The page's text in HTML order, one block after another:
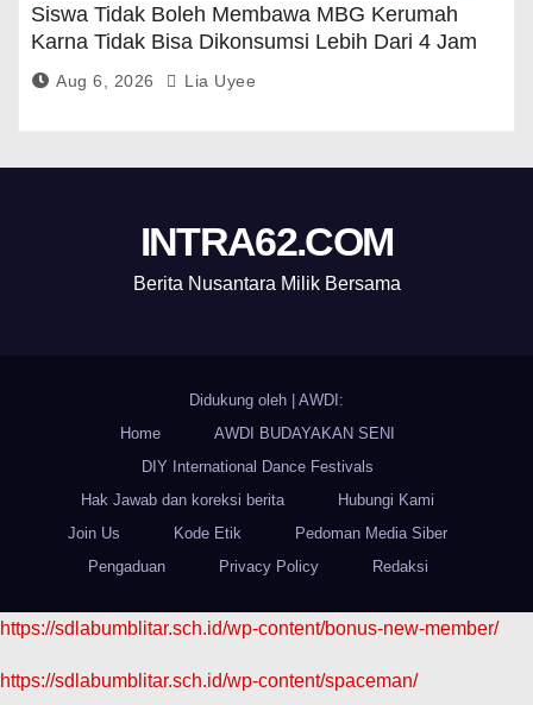
Siswa Tidak Boleh Membawa MBG Kerumah
Karna Tidak Bisa Dikonsumsi Lebih Dari 4 Jam
Aug 6, 2026 Lia Uyee
INTRA62.COM
Berita Nusantara Milik Bersama
Didukung oleh
AWDI:
Home
AWDI BUDAYAKAN SENI
DIY International Dance Festivals
Hak Jawab dan koreksi berita
Hubungi Kami
Join Us
Kode Etik
Pedoman Media Siber
Pengaduan
Privacy Policy Redaksi
https://sdlabumblitar.sch.id/wp-content/bonus-new-member/
https://sdlabumblitar.sch.id/wp-content/spaceman/